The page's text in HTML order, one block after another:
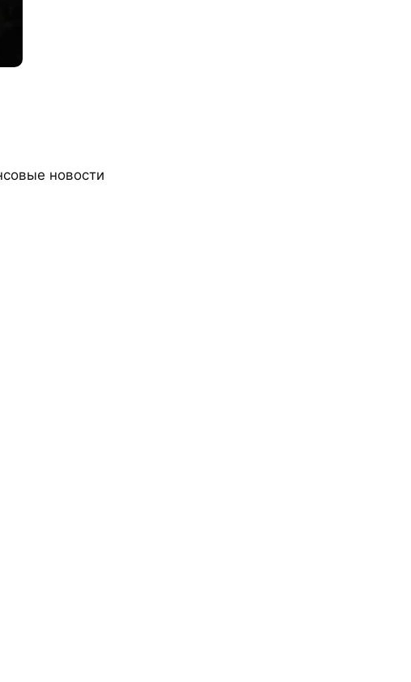
новости